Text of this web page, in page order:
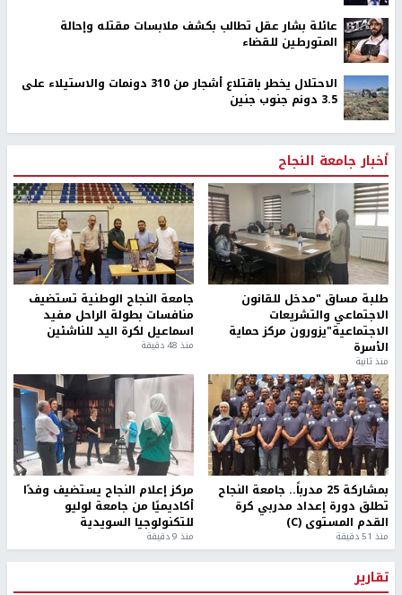
عائلة بشار عقل تطالب بكشف ملابسات مقتله وإحالة
المتورطين للقضاء
الاحتلال يخطر باقتلاع أشجار من 310 دونمات والاستيلاء على
3.5 دونم جنوب جنين
أخبار جامعة النجاح
طلبة مساق "مدخل للقانون
الاجتماعي والتشريعات
الاجتماعية"يزورون مركز حماية
الأسرة
منذ ثانية
جامعة النجاح الوطنية تستضيف
منافسات بطولة الراحل مفيد
اسماعيل لكرة اليد للناشئين
منذ 48 دقيقة
بمشاركة 25 مدرباً.. جامعة النجاح
تطلق دورة إعداد مدربي كرة
القدم المستوى (C)
منذ 51 دقيقة
مركز إعلام النجاح يستضيف وفدًا
أكاديميًا من جامعة لوليو
للتكنولوجيا السويدية
منذ 9 دقيقة
تقارير